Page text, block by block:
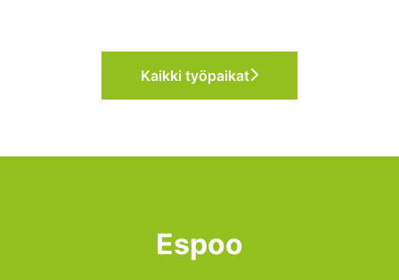
Kaikki työpaikat
Espoo